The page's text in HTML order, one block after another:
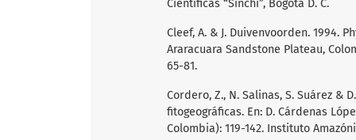
Científicas “Sinchi”, Bogotá D. C.
Cleef, A. & J. Duivenvoorden. 1994.
Araracuara Sandstone Plateau,
65-81.
Cordero, Z., N. Salinas, S. Suárez &
fitogeográficas. En: D. Cárdenas
Colombia): 119-142. Instituto